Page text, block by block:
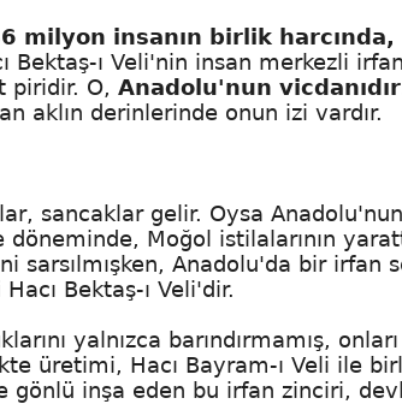
milyon insanın birlik harcında,
ı Veli'nin insan merkezli
piridir. O, Anadolu'nun vicdanıdır
aklın derinlerinde onun izi vardır.
sancaklar gelir. Oysa
döneminde, Moğol istilalarının
Anadolu'da bir irfan
Bektaş-ı Veli'dir.
yalnızca barındırmamış, onları
üretimi, Hacı Bayram-ı Veli ile
gönlü inşa eden bu irfan zinciri,